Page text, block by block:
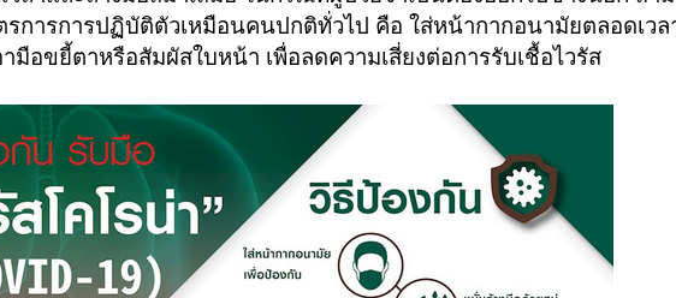
การการปฏิบัติตัวเหมือนคนปกติทั่วไป คือ ใส่หน้ากากอนามัยตลอดเวล
มือขยี้ตาหรือสัมผัสใบหน้า เพื่อลดความเสี่ยงต่อการรับเชื้อไวรัส